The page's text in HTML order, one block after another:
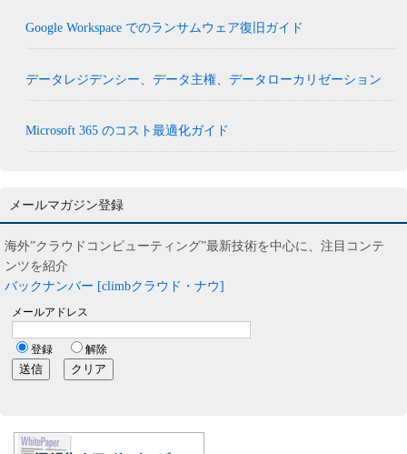
Google Workspace でのランサムウェア復旧ガイド
データレジデンシー、データ主権、データローカリゼーション
Microsoft 365 のコスト最適化ガイド
メールマガジン登録
海外”クラウドコンピューティング”最新技術を中心に、注目コンテ
ンツを紹介
バックナンバー [climbクラウド・ナウ]